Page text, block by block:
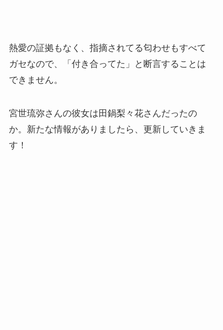
熱愛の証拠もなく、指摘されてる匂わせもすべて
ガセなので、「付き合ってた」と断言することは
できません。
宮世琉弥さんの彼女は田鍋梨々花さんだったの
か。新たな情報がありましたら、更新していきま
す！